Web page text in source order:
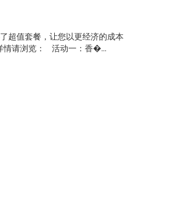
超值套餐，让您以更经济的成本
情请浏览： 活动一：香�...